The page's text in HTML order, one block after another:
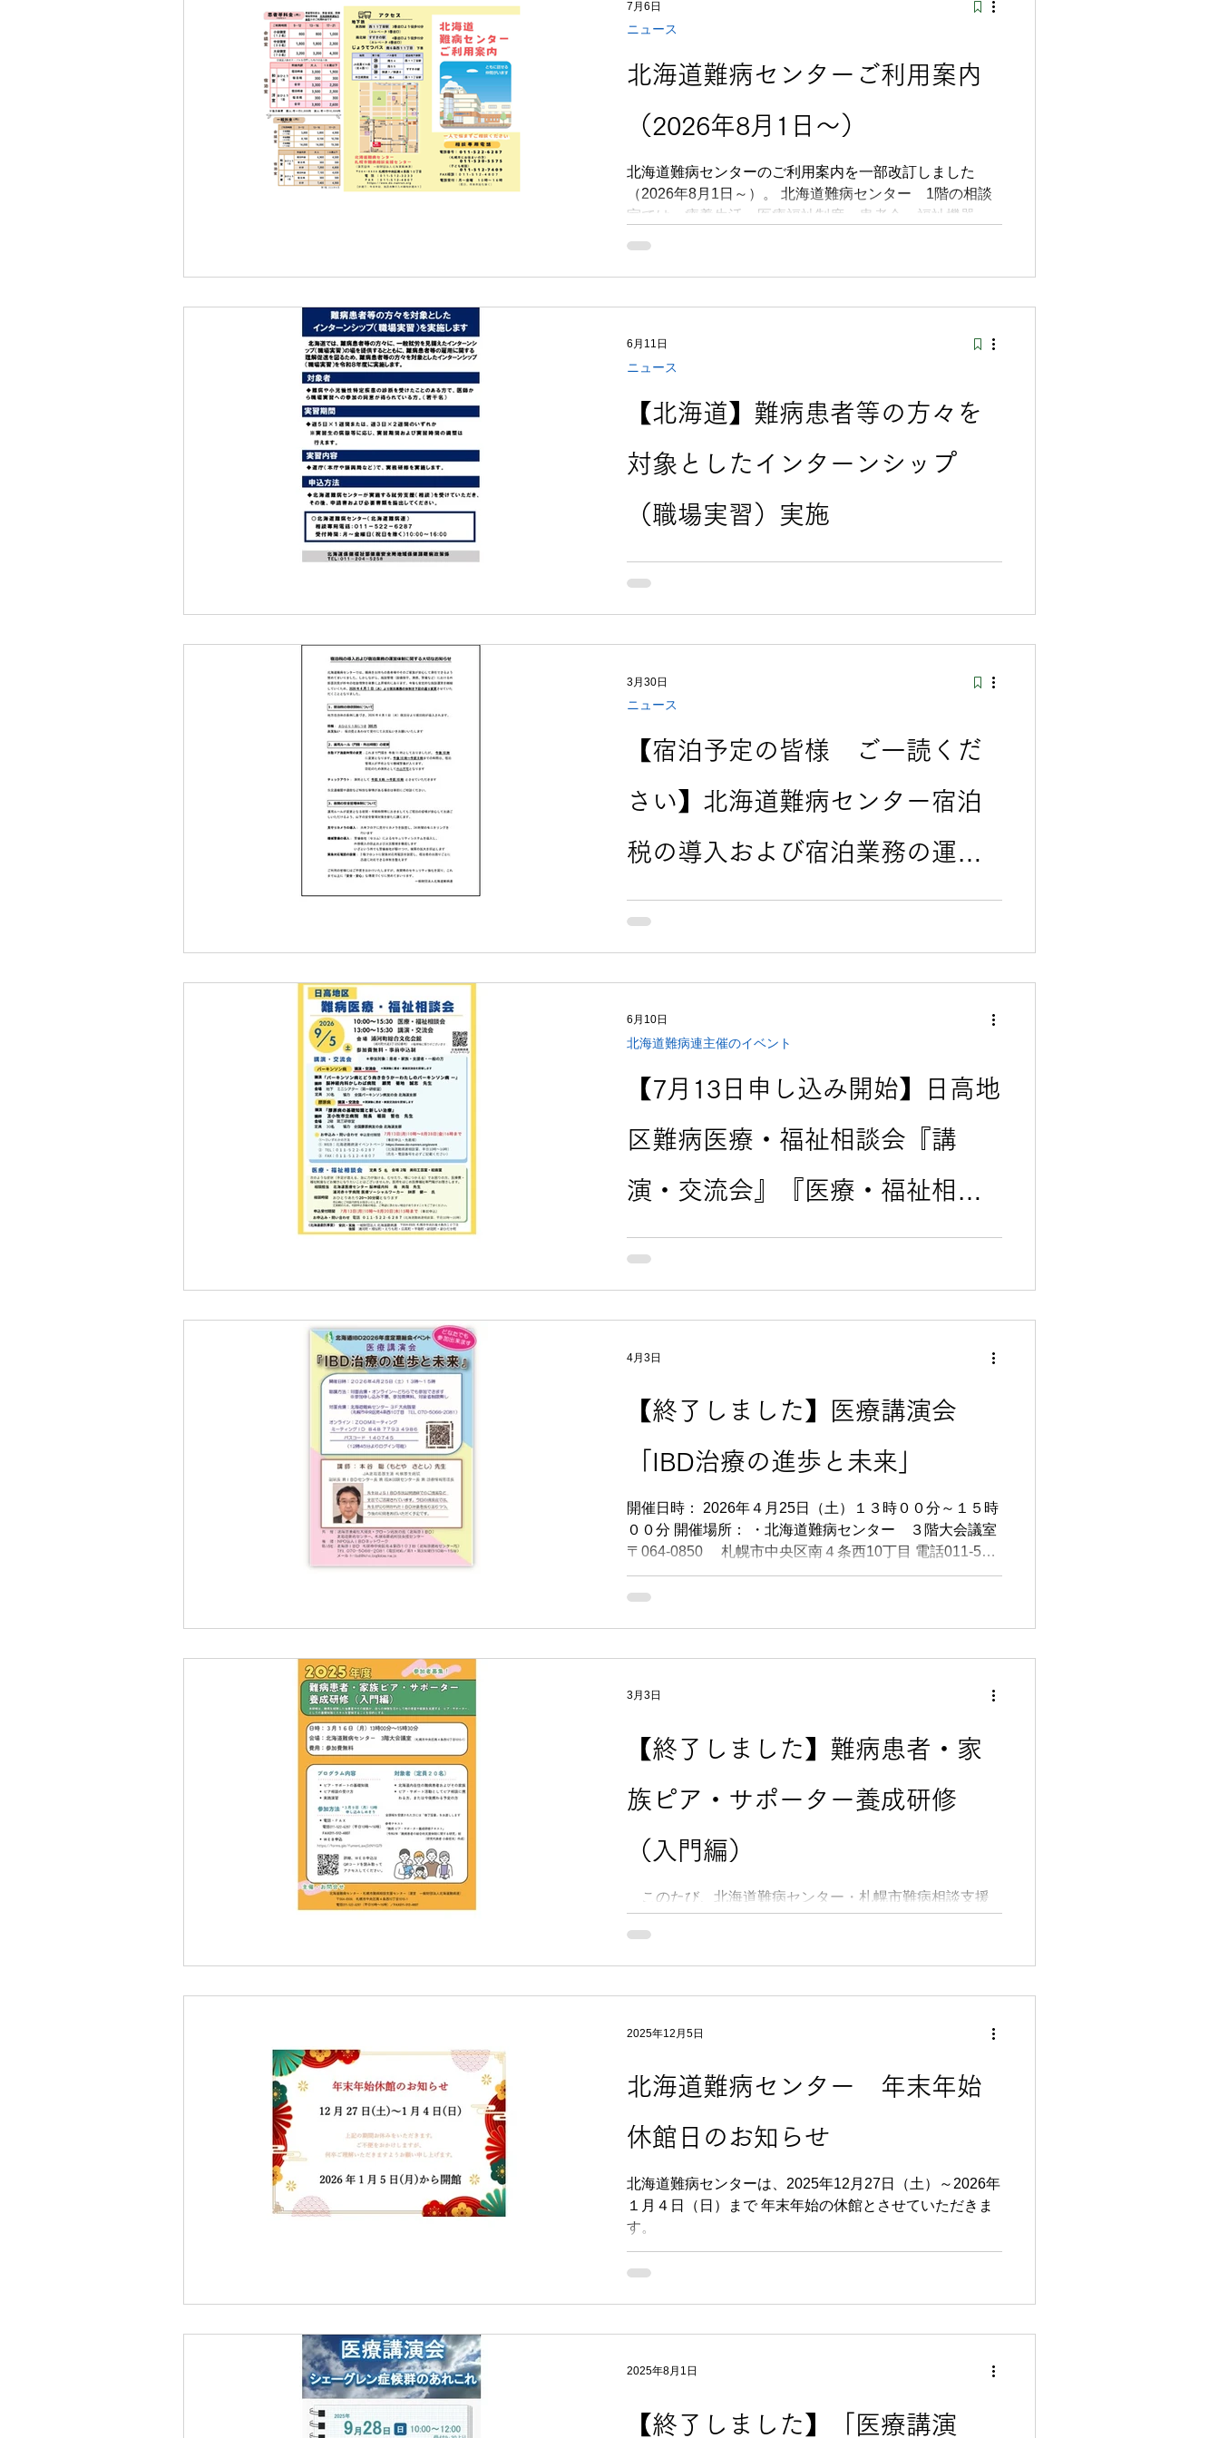
北海道難病センターご利用案内
（2026年8月1日～）
北海道難病センターのご利用案内を一部改訂しました
（2026年8月1日～）。 北海道難病センター 1階の相談
室では、療養生活、医療福祉制度、患者会、福祉機器な
にご利用いただいております。3階 会議室は患者会・障
いたします。 2026年8月1日（土）より利用料金を改定し
ております。 詳しくは下記パンフレット、ページをごら
ニュース
7月6日
【北海道】難病患者等の方々を
対象としたインターンシップ
（職場実習）実施
北海道では、難病患者等の方々に、一般就労を見据えた
インターンシップ（職場実習）の場を提供するととも
習）を令和８年度に実施します。 詳しくは北海道のホー
ンターンシップをご希望の方は、まず北海道難病センタ
ーが実施する就労支援（相談）をお受けください。
ニュース
6月11日
【宿泊予定の皆様 ご一読くだ
さい】北海道難病センター宿泊
税の導入および宿泊業務の運営
体制に関する大切なお知らせ
北海道難病センターでは、難病をお持ちの患者様やその
ご家族が安心して滞在できるよう努めてまいりました。
にあります。今後も安定的な施設運営を継続していくた
り変更させていただくこととなりました。 昨年末から、
実在する企業・団体の社長や役員を名乗り、金銭の振込
確認されています。 実際に札幌市内のある会社では、社
られたケースも報じられています。 北海道難病連の事務
ル受信が複数確認されました。 送信元や内容をご確認の
うえ、返信や操作を絶対に行わないようお願いいたしま
ニュース
3月30日
【7月13日申し込み開始】日高地
区難病医療・福祉相談会『講
演・交流会』『医療・福祉相談
会』（北海道委託事業）
2026年９月５日（土）、浦河町内で「日高地区難病医
療・福祉相談会」を開催いたします。 疾患別の講演・交
病医療費助成等の制度に関する研修会も開催します。 詳
北海道難病連主催のイベント
6月10日
【終了しました】医療講演会
「IBD治療の進歩と未来」
開催日時： 2026年４月25日（土）１３時００分～１５時
００分 開催場所： ・北海道難病センター ３階大会議室
〒064-0850 札幌市中央区南４条西10丁目 電話011-512-
3233 ・オンライン（Zoomミーティング）併用 参加費：
無料 どなたでもご参加いただけます 申込：不要 ＜講演
臨床試験センター長 兼 診療情報管理長 本
4月3日
【終了しました】難病患者・家
族ピア・サポーター養成研修
（入門編）
このたび、北海道難病センター・札幌市難病相談支援
センター事業として、「難病患者・家族ピア・サポータ
ー養成研修（入門編）」を下記の通り開催いたします。
本研修は、難病を経験した当事者やその家族が、自ら
目的としています。下記申込方法等ご確認いただき、お
3月3日
北海道難病センター 年末年始
休館日のお知らせ
北海道難病センターは、2025年12月27日（土）～2026年
１月４日（日）まで 年末年始の休館とさせていただきま
す。
2025年12月5日
【終了しました】「医療講演
2025年8月1日